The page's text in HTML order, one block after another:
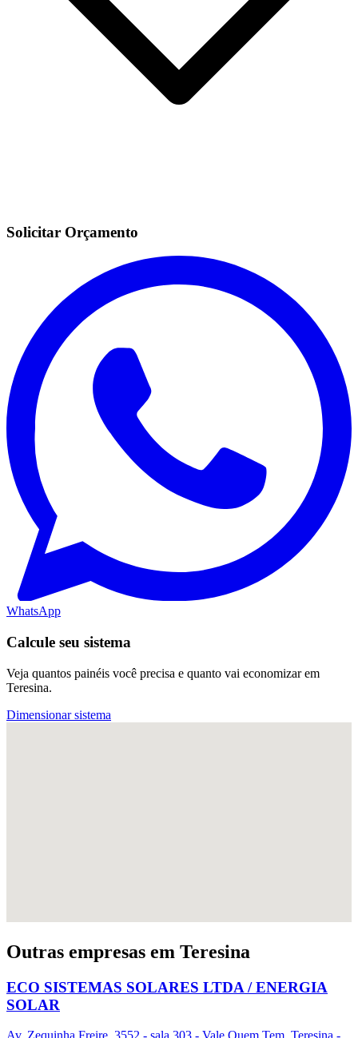
Solicitar Orçamento
WhatsApp
Calcule seu sistema
Veja quantos painéis você precisa e quanto vai economizar em
Teresina.
Dimensionar sistema
Outras empresas em Teresina
ECO SISTEMAS SOLARES LTDA / ENERGIA
SOLAR